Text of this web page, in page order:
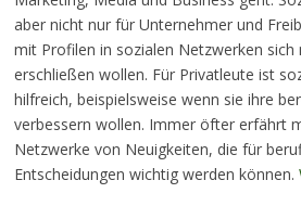
aber nicht nur für Unternehmer und
mit Profilen in sozialen Netzwerken sich
erschließen wollen. Für Privatleute ist
hilfreich, beispielsweise wenn sie ihre
verbessern wollen. Immer öfter erfährt
Netzwerke von Neuigkeiten, die für
Entscheidungen wichtig werden können.